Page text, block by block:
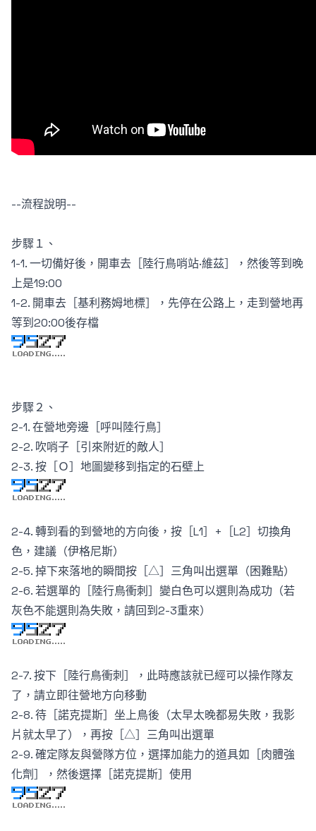
--流程說明--
步驟１、
1-1. 一切備好後，開車去［陸行鳥哨站·維茲］，然後等到晚
上是19:00
1-2. 開車去［基利務姆地標］，先停在公路上，走到營地再
等到20:00後存檔
步驟２、
2-1. 在營地旁邊［呼叫陸行鳥］
2-2. 吹哨子［引來附近的敵人］
2-3. 按［Ｏ］地圖變移到指定的石壁上
2-4. 轉到看的到營地的方向後，按［L1］+［L2］切換角
色，建議（伊格尼斯）
2-5. 掉下來落地的瞬間按［△］三角叫出選單（困難點）
2-6. 若選單的［陸行鳥衝刺］變白色可以選則為成功（若
灰色不能選則為失敗，請回到2-3重來）
2-7. 按下［陸行鳥衝刺］，此時應該就已經可以操作隊友
了，請立即往營地方向移動
2-8. 待［諾克提斯］坐上鳥後（太早太晚都易失敗，我影
片就太早了），再按［△］三角叫出選單
2-9. 確定隊友與營隊方位，選擇加能力的道具如［肉體強
化劑］，然後選擇［諾克提斯］使用